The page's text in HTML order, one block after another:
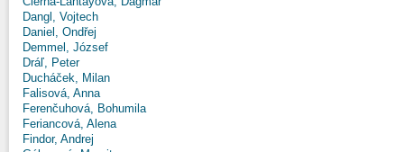
Dangl, Vojtech
Daniel, Ondřej
Demmel, József
Dráľ, Peter
Ducháček, Milan
Falisová, Anna
Ferenčuhová, Bohumila
Feriancová, Alena
Findor, Andrej